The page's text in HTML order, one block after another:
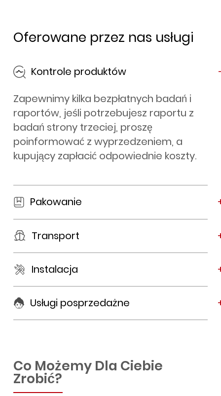
Oferowane przez nas usługi
Kontrole produktów
Zapewnimy kilka bezpłatnych badań i
raportów, jeśli potrzebujesz raportu z
badań strony trzeciej, proszę
poinformować z wyprzedzeniem, a
kupujący zapłacić odpowiednie koszty.
Pakowanie
Transport
Instalacja
Usługi posprzedażne
Co Możemy Dla Ciebie
Zrobić?